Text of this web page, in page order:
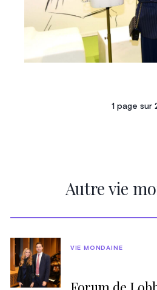
1 page sur
Autre vie
VIE MONDAINE